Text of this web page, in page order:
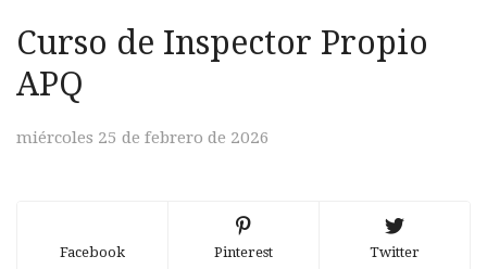
Curso de Inspector Propio
APQ
miércoles 25 de febrero de 2026
Facebook Pinterest Twitter